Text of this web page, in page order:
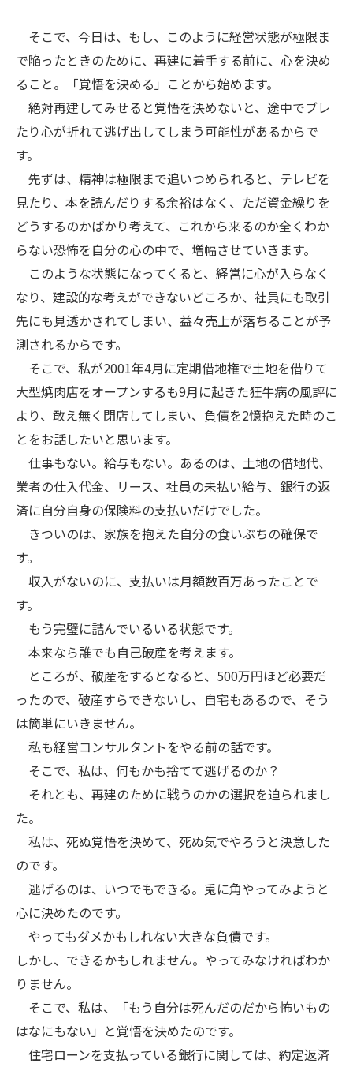
そこで、今日は、もし、このように経営状態が極限ま
で陥ったときのために、再建に着手する前に、心を決め
ること。「覚悟を決める」ことから始めます。
絶対再建してみせると覚悟を決めないと、途中でブレ
たり心が折れて逃げ出してしまう可能性があるからで
す。
先ずは、精神は極限まで追いつめられると、テレビを
見たり、本を読んだりする余裕はなく、ただ資金繰りを
どうするのかばかり考えて、これから来るのか全くわか
らない恐怖を自分の心の中で、増幅させていきます。
このような状態になってくると、経営に心が入らなく
なり、建設的な考えができないどころか、社員にも取引
先にも見透かされてしまい、益々売上が落ちることが予
測されるからです。
そこで、私が2001年4月に定期借地権で土地を借りて
大型焼肉店をオープンするも9月に起きた狂牛病の風評に
より、敢え無く閉店してしまい、負債を2憶抱えた時のこ
とをお話したいと思います。
仕事もない。給与もない。あるのは、土地の借地代、
業者の仕入代金、リース、社員の未払い給与、銀行の返
済に自分自身の保険料の支払いだけでした。
きついのは、家族を抱えた自分の食いぶちの確保で
す。
収入がないのに、支払いは月額数百万あったことで
す。
もう完璧に詰んでいるいる状態です。
本来なら誰でも自己破産を考えます。
ところが、破産をするとなると、500万円ほど必要だ
ったので、破産すらできないし、自宅もあるので、そう
は簡単にいきません。
私も経営コンサルタントをやる前の話です。
そこで、私は、何もかも捨てて逃げるのか？
それとも、再建のために戦うのかの選択を迫られまし
た。
私は、死ぬ覚悟を決めて、死ぬ気でやろうと決意した
のです。
逃げるのは、いつでもできる。兎に角やってみようと
心に決めたのです。
やってもダメかもしれない大きな負債です。
しかし、できるかもしれません。やってみなければわか
りません。
そこで、私は、「もう自分は死んだのだから怖いもの
はなにもない」と覚悟を決めたのです。
住宅ローンを支払っている銀行に関しては、約定返済